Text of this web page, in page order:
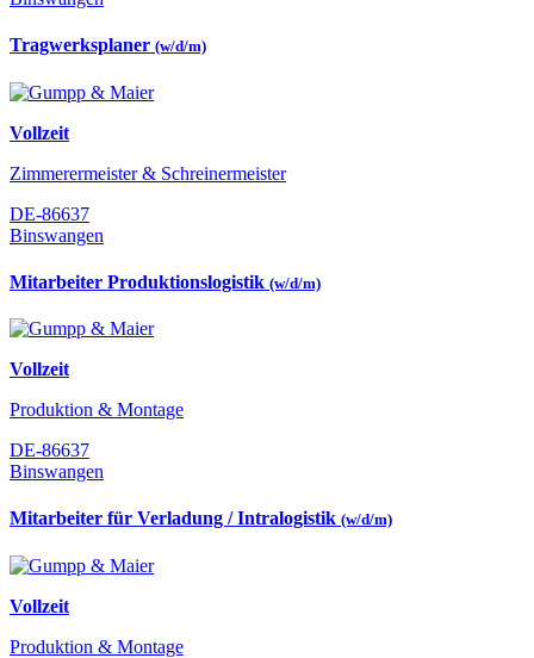
Tragwerksplaner (w/d/m)
Vollzeit
Zimmerermeister & Schreinermeister
DE-86637
Binswangen
Mitarbeiter Produktionslogistik (w/d/m)
Vollzeit
Produktion & Montage
DE-86637
Binswangen
Mitarbeiter für Verladung / Intralogistik (w/d/m)
Vollzeit
Produktion & Montage